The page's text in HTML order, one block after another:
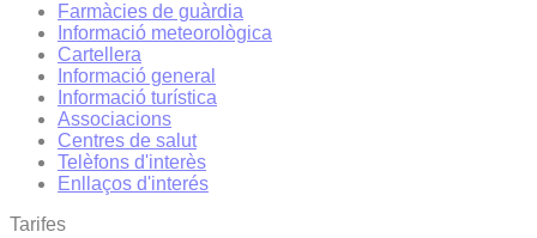
Farmàcies de guàrdia
Informació meteorològica
Cartellera
Informació general
Informació turística
Associacions
Centres de salut
Telèfons d'interès
Enllaços d'interés
Tarifes